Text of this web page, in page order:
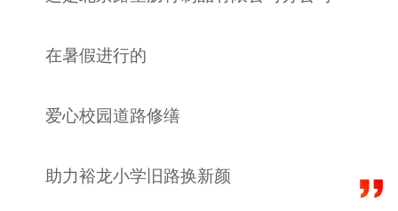
在暑假进行的
爱心校园道路修缮
助力裕龙小学旧路换新颜